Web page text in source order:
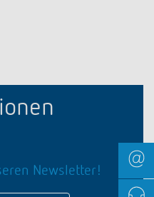
Newsletter!